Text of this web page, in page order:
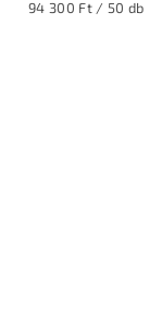
Egységár:
94 300 Ft / 50 db